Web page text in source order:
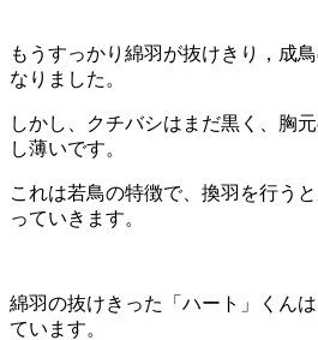
もうすっかり綿羽が抜けきり，成
なりました。
しかし、クチバシはまだ黒く、胸
し薄いです。
これは若鳥の特徴で、換羽を行う
っていきます。
綿羽の抜けきった「ハート」くん
ています。